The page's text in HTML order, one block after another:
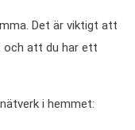
Det är viktigt att
och att du har ett
i hemmet: